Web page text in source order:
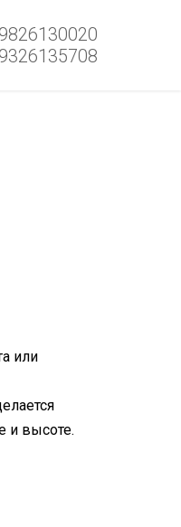
или
и высоте.